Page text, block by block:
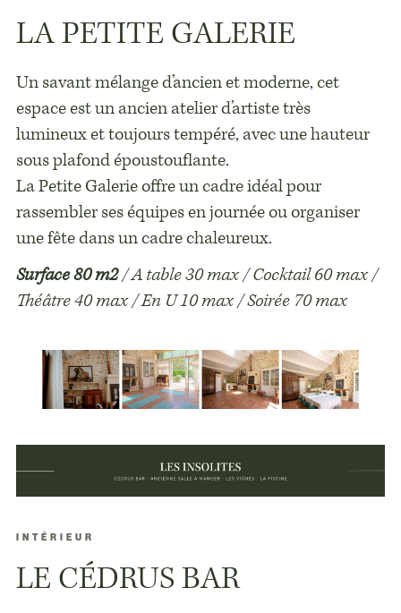
LA PETITE GALERIE
Un savant mélange d’ancien et moderne, cet
espace est un ancien atelier d’artiste très
lumineux et toujours tempéré, avec une hauteur
sous plafond époustouflante.
La Petite Galerie offre un cadre idéal pour
rassembler ses équipes en journée ou organiser
une fête dans un cadre chaleureux.
Surface 80 m2/ A table 30 max / Cocktail 60 max /
Théâtre 40 max / En U 10 max / Soirée 70 max
INTÉRIEUR
LE CÉDRUS BAR